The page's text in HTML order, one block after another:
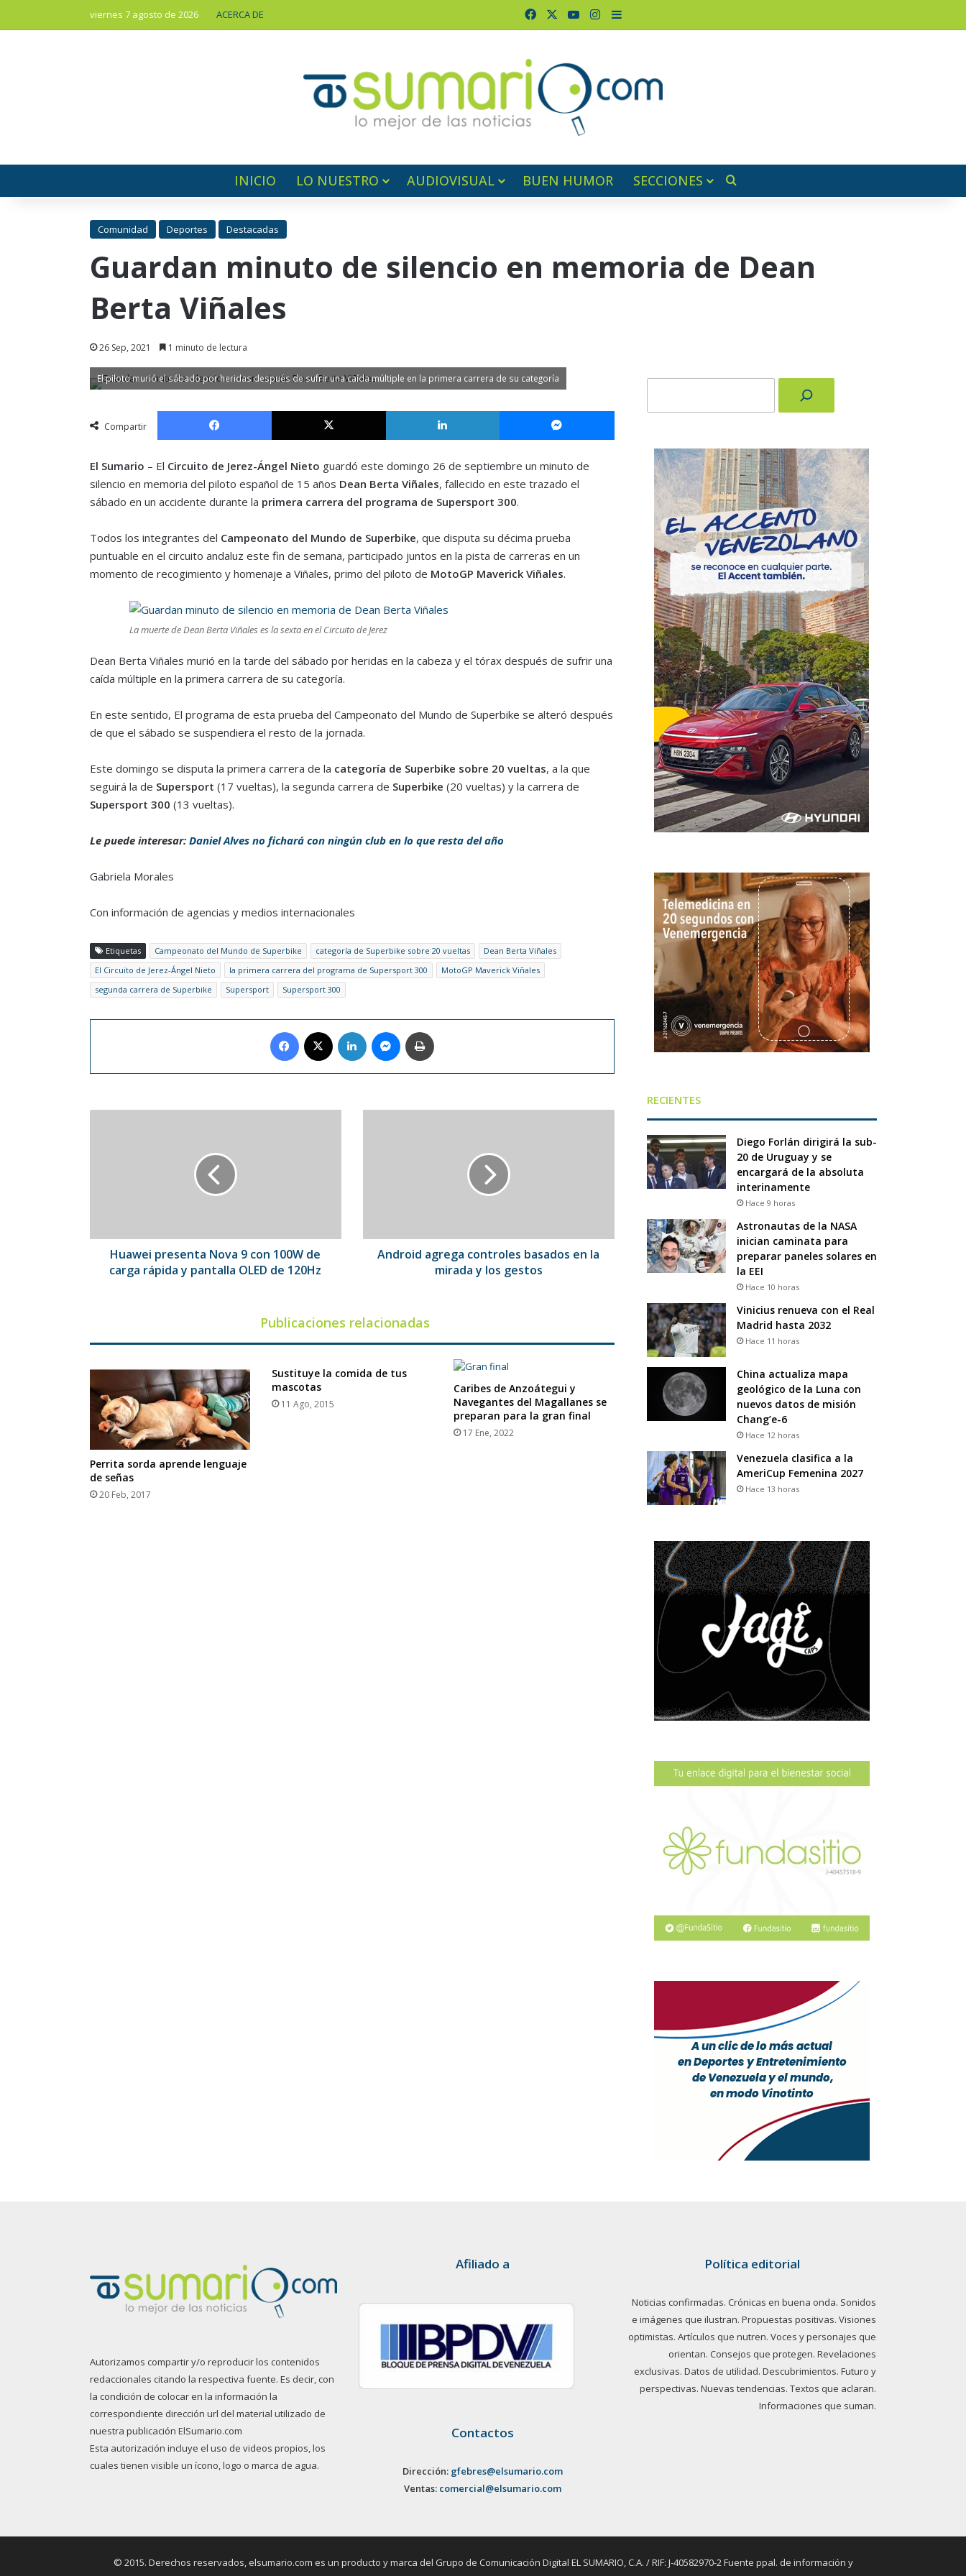
viernes 7 agosto de 2026 ACERCA DE FacebookYouTubeInstagram
Barra lateral
INICIO LO NUESTRO AUDIOVISUAL BUEN HUMOR SECCIONES
Comunidad Deportes Destacadas
Guardan minuto de silencio en memoria de Dean
Berta Viñales
26 Sep, 2021 1 minuto de lectura
El piloto murió el sábado por heridas después de sufrir una caída múltiple en la primera carrera de su categoría
Compartir
Facebook X LinkedIn Messenger
El Sumario – El Circuito de Jerez-Ángel Nieto guardó este domingo 26 de septiembre un minuto de
silencio en memoria del piloto español de 15 años Dean Berta Viñales, fallecido en este trazado el
sábado en un accidente durante la primera carrera del programa de Supersport 300.
Todos los integrantes del Campeonato del Mundo de Superbike, que disputa su décima prueba
puntuable en el circuito andaluz este fin de semana, participado juntos en la pista de carreras en un
momento de recogimiento y homenaje a Viñales, primo del piloto de MotoGP Maverick Viñales.
La muerte de Dean Berta Viñales es la sexta en el Circuito de Jerez
Dean Berta Viñales murió en la tarde del sábado por heridas en la cabeza y el tórax después de sufrir una
caída múltiple en la primera carrera de su categoría.
En este sentido, El programa de esta prueba del Campeonato del Mundo de Superbike se alteró después
de que el sábado se suspendiera el resto de la jornada.
Este domingo se disputa la primera carrera de la categoría de Superbike sobre 20 vueltas, a la que
seguirá la de Supersport (17 vueltas), la segunda carrera de Superbike (20 vueltas) y la carrera de
Supersport 300 (13 vueltas).
Le puede interesar: Daniel Alves no fichará con ningún club en lo que resta del año
Gabriela Morales
Con información de agencias y medios internacionales
Etiquetas Campeonato del Mundo de Superbike categoría de Superbike sobre 20 vueltas
Dean Berta Viñales
El Circuito de Jerez-Ángel Nieto
la primera carrera del programa de Supersport 300
MotoGP Maverick Viñales
segunda carrera de Superbike
Supersport Supersport 300
Facebook LinkedIn Messenger
rápida
pantalla
Huawei presenta Nova 9 con 100W de
carga rápida y pantalla OLED de 120Hz
los
gestos
Android agrega controles basados en la
mirada y los gestos
Publicaciones relacionadas
Perrita sorda aprende lenguaje
de señas
20 Feb, 2017
Sustituye la comida de tus
mascotas
11 Ago, 2015
Caribes de Anzoátegui y
Navegantes del Magallanes se
preparan para la gran final
17 Ene, 2022
RECIENTES
Diego Forlán dirigirá la sub-
20 de Uruguay y se
encargará de la absoluta
interinamente
Hace 9 horas
Astronautas de la NASA
inician caminata para
preparar paneles solares en
la EEI
Hace 10 horas
Vinicius renueva con el Real
Madrid hasta 2032
Hace 11 horas
China actualiza mapa
geológico de la Luna con
nuevos datos de misión
Chang’e-6
Hace 12 horas
Venezuela clasifica a la
AmeriCup Femenina 2027
Hace 13 horas
Autorizamos compartir y/o reproducir los contenidos
redaccionales citando la respectiva fuente. Es decir, con
la condición de colocar en la información la
correspondiente dirección url del material utilizado de
nuestra publicación ElSumario.com
Esta autorización incluye el uso de videos propios, los
cuales tienen visible un ícono, logo o marca de agua.
Afiliado a
Contactos
Dirección: gfebres@elsumario.com
Ventas: comercial@elsumario.com
Política editorial
Noticias confirmadas. Crónicas en buena onda. Sonidos
e imágenes que ilustran. Propuestas positivas. Visiones
optimistas. Artículos que nutren. Voces y personajes que
orientan. Consejos que protegen. Revelaciones
exclusivas. Datos de utilidad. Descubrimientos. Futuro y
perspectivas. Nuevas tendencias. Textos que aclaran.
Informaciones que suman.
© 2015. Derechos reservados, elsumario.com es un producto y marca del Grupo de Comunicación Digital EL SUMARIO, C.A. / RIF: J-40582970-2 Fuente ppal. de información y